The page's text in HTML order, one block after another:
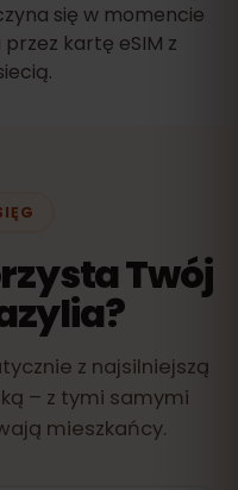
się w momencie
kartę eSIM z
Twój
z najsilniejszą
– z tymi samymi
mieszkańcy.